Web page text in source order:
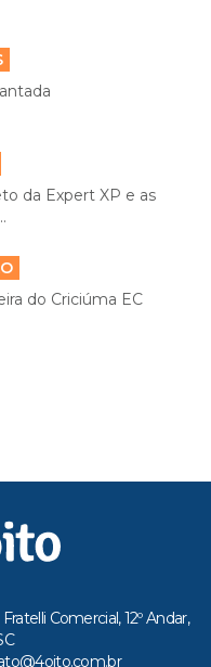
da Expert XP e as
do Criciúma EC
Comercial, 12º Andar,